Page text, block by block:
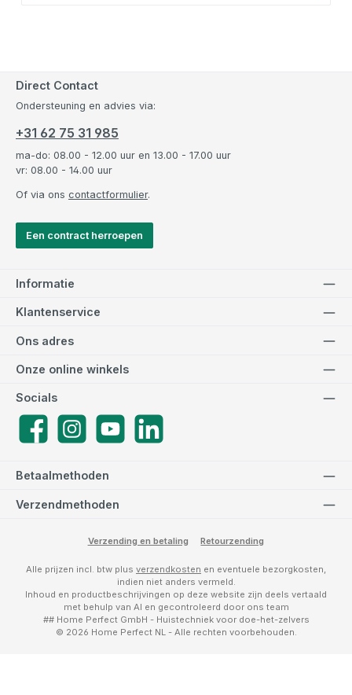
Direct Contact
Ondersteuning en advies via:
+31 62 75 31 985
ma-do: 08.00 - 12.00 uur en 13.00 - 17.00 uur
vr: 08.00 - 14.00 uur
Of via ons contactformulier.
Een contract herroepen
Informatie
Klantenservice
Betaalmethoden
Verzendmethoden
Ons adres
Socials
FacebookInstagramYouTube
Onze online winkels
Verzending en betaling Retourzending
Alle prijzen incl. btw plus verzendkosten en eventuele bezorgkosten,
indien niet anders vermeld.
Inhoud en productbeschrijvingen op deze website zijn deels vertaald
met behulp van AI en gecontroleerd door ons team
## Home Perfect GmbH - Huistechniek voor doe-het-zelvers
© 2026 Home Perfect NL - Alle rechten voorbehouden.